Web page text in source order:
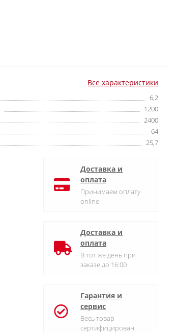
Все характеристики
6,2
1200
2400
64
25,7
Доставка и
оплата
Принимаем оплату
online
Доставка и
оплата
В тот же день при
заказе до 16:00
Гарантия и
сервис
Весь товар
сертифицирован